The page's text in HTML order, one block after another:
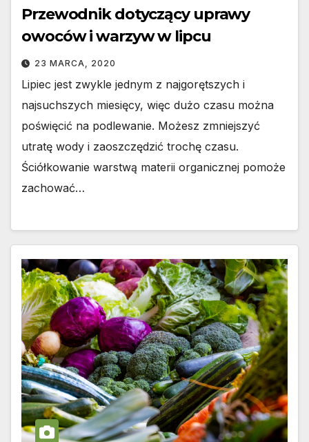
Przewodnik dotyczący uprawy
owoców i warzyw w lipcu
23 MARCA, 2020
Lipiec jest zwykle jednym z najgorętszych i
najsuchszych miesięcy, więc dużo czasu można
poświęcić na podlewanie. Możesz zmniejszyć
utratę wody i zaoszczędzić trochę czasu.
Ściółkowanie warstwą materii organicznej pomoże
zachować…